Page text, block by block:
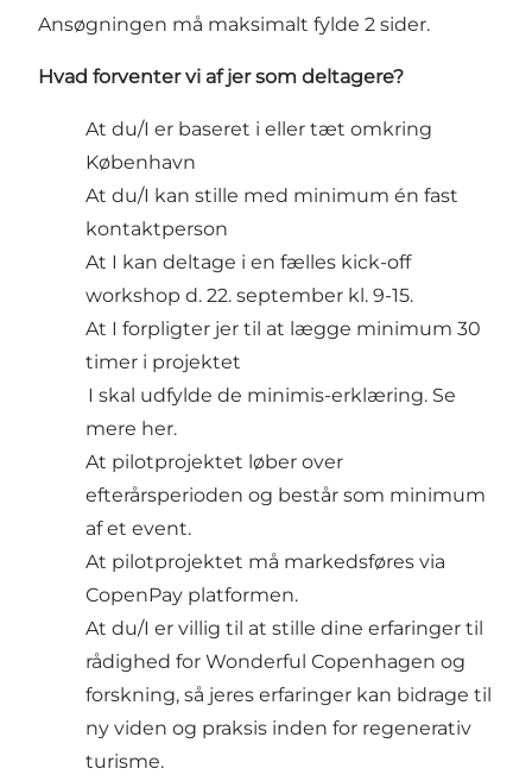
Ansøgningen må maksimalt fylde 2 sider.
Hvad forventer vi af jer som deltagere?
At du/I er baseret i eller tæt omkring
København
At du/I kan stille med minimum én fast
kontaktperson
At I kan deltage i en fælles kick-off
workshop d. 22. september kl. 9-15.
At I forpligter jer til at lægge minimum 30
timer i projektet
I skal udfylde de minimis-erklæring. Se
mere her.
At pilotprojektet løber over
efterårsperioden og består som minimum
af et event.
At pilotprojektet må markedsføres via
CopenPay platformen.
At du/I er villig til at stille dine erfaringer til
rådighed for Wonderful Copenhagen og
forskning, så jeres erfaringer kan bidrage til
ny viden og praksis inden for regenerativ
turisme.